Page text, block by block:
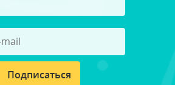
Подписаться